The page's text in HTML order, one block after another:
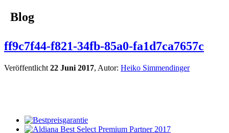
Blog
ff9c7f44-f821-34fb-85a0-fa1d7ca7657c
Veröffentlicht 22 Juni 2017, Autor: Heiko Simmendinger